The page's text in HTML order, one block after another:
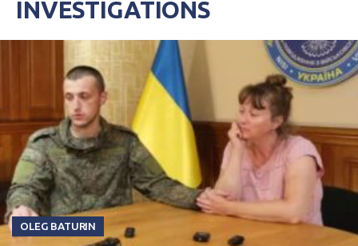
INVESTIGATIONS
OLEG BATURIN